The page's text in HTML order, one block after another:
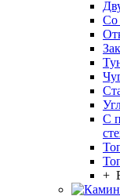
Со
С
+